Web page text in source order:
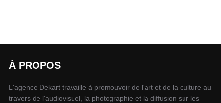
À PROPOS
L'agence Dekart travaille à promouvoir de l'art et de la culture au
travers de l'audiovisuel, la photographie et la diffusion sur les